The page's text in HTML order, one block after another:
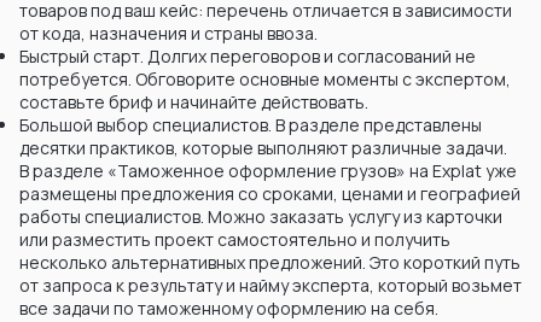
товаров под ваш кейс: перечень отличается в зависимости
от кода, назначения и страны ввоза.
Быстрый старт. Долгих переговоров и согласований не
потребуется. Обговорите основные моменты с экспертом,
составьте бриф и начинайте действовать.
Большой выбор специалистов. В разделе представлены
десятки практиков, которые выполняют различные задачи.
В разделе «Таможенное оформление грузов» на Explat уже
размещены предложения со сроками, ценами и географией
работы специалистов. Можно заказать услугу из карточки
или разместить проект самостоятельно и получить
несколько альтернативных предложений. Это короткий путь
от запроса к результату и найму эксперта, который возьмет
все задачи по таможенному оформлению на себя.